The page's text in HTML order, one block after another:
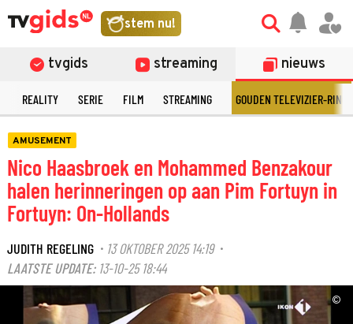
stem nu!
tvgids streaming nieuws
REALITY SERIE FILM STREAMING GOUDEN TELEVIZIER-RING
AMUSEMENT
Nico Haasbroek en Mohammed Benzakour
halen herinneringen op aan Pim Fortuyn in
Fortuyn: On-Hollands
JUDITH REGELING · 13 OKTOBER 2025 14:19·
LAATSTE UPDATE: 13-10-25 18:44
©